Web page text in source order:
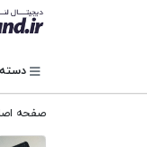
صفحه